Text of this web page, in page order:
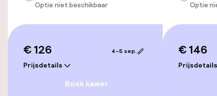
Overal rolstoeltoegankelijk
Zwemmen & wellness
Fitnessruimte / gym
Optie niet beschikbaar
€ 126
Prijsdetails
4–5 sep.
Boek kamer
Optie
€ 146
Prijsdetails